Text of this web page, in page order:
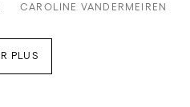
CAROLINE VANDERMEIREN
PLUS